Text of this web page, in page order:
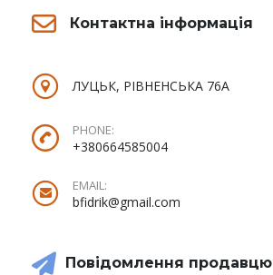
Контактна інформація
ЛУЦЬК, РІВНЕНСЬКА 76А
PHONE:
+380664585004
EMAIL:
bfidrik@gmail.com
Повідомлення продавцю